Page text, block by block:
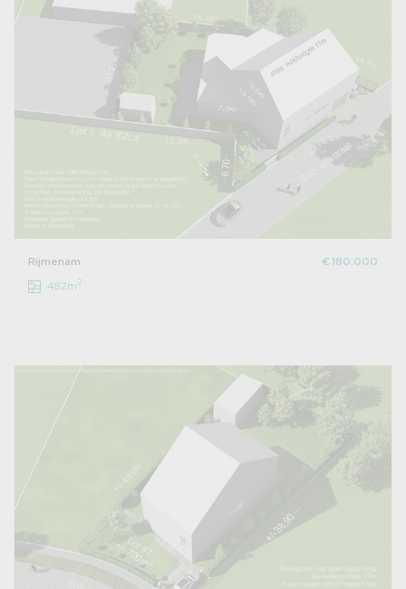
Rijmenam
€ 180.000
482m2